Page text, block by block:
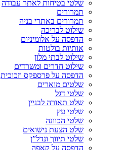
שלטי בטיחות לאתר עבודה
תמרורים
תמרורים באתרי בניה
שילוט לבריכה
הדפסה על אלומיניום
אותיות בולטות
שילוט לבתי מלון
שילוט חדרים ומשרדים
הדפסה על פרספקס וזכוכית
שלטים מוארים
שלטי דגל
שלט תאורה לבניין
שלטי עץ
שלטי הכוונה
שלט הצעת נישואים
שלטי תיווך ונדל”ן
הדפסה על קאפה